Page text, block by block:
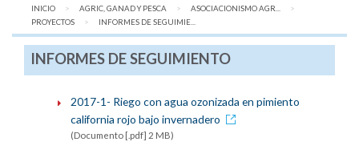
INICIO AGRIC, GANAD Y PESCA
ASOCIACIONISMO AGR...
PROYECTOS
AQUÍ:
INFORMES DE SEGUIMIE...
INFORMES DE SEGUIMIENTO
2017-1- Riego con agua ozonizada en pimiento
california rojo bajo invernadero
(Documento [.pdf] 2 MB)